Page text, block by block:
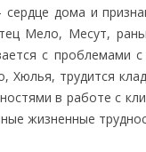
дома и
Мело, Месут,
с
Хюлья, трудится
в работе с
жизненные